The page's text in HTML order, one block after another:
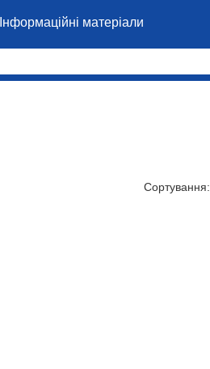
Інформаційні матеріали
Сортування: